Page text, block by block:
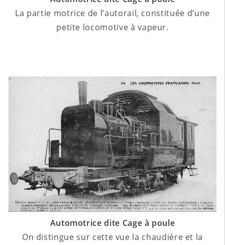
La partie motrice de l’autorail, constituée d’une
petite locomotive à vapeur.
Automotrice dite Cage à poule
On distingue sur cette vue la chaudière et la